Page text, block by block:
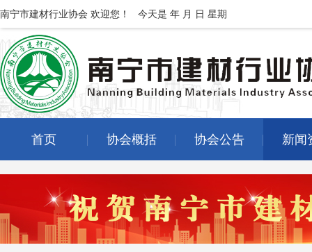
南宁市建材行业协会 欢迎您！ 今天是 年 月 日 星期
首页 协会概括 协会公告 新闻